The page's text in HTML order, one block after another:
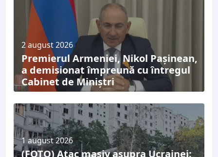
2 august 2026
Premierul Armeniei, Nikol Pașinean,
a demisionat împreună cu întregul
Cabinet de Miniștri
1 august 2026
(FOTO) Atac masiv asupra Ucrainei: